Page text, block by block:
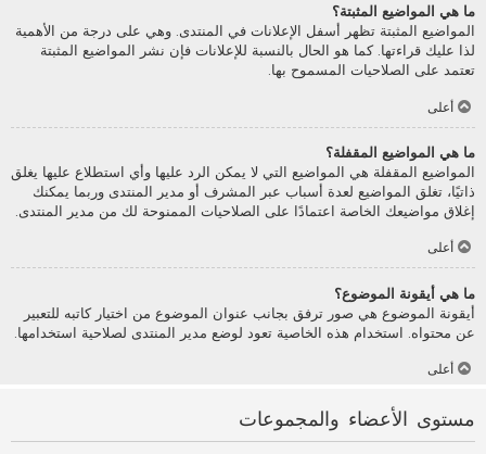
ما هي المواضيع المثبتة؟
المواضيع المثبتة تظهر أسفل الإعلانات في المنتدى. وهي على درجة من الأهمية
لذا عليك قراءتها. كما هو الحال بالنسبة للإعلانات فإن نشر المواضيع المثبتة
تعتمد على الصلاحيات المسموح بها.
أعلى
ما هي المواضيع المقفلة؟
المواضيع المقفلة هي المواضيع التي لا يمكن الرد عليها وأي استطلاع عليها يغلق
ذاتيًا، تغلق المواضيع لعدة أسباب عبر المشرف أو مدير المنتدى وربما يمكنك
إغلاق مواضيعك الخاصة اعتمادًا على الصلاحيات الممنوحة لك من مدير المنتدى.
أعلى
ما هي أيقونة الموضوع؟
أيقونة الموضوع هي صور ترفق بجانب عنوان الموضوع من اختيار كاتبه للتعبير
عن محتواه. استخدام هذه الخاصية تعود لوضع مدير المنتدى لصلاحية استخدامها.
أعلى
مستوى الأعضاء والمجموعات